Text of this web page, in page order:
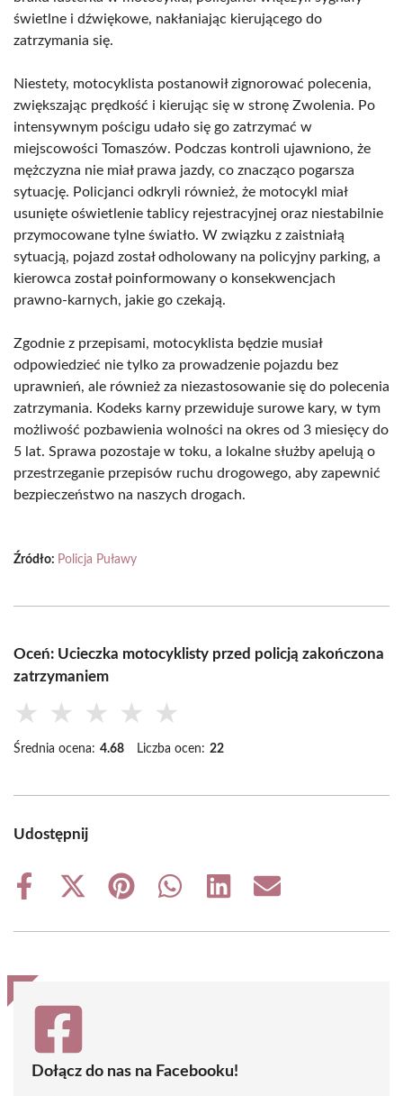
świetlne i dźwiękowe, nakłaniając kierującego do
zatrzymania się.
Niestety, motocyklista postanowił zignorować polecenia,
zwiększając prędkość i kierując się w stronę Zwolenia. Po
intensywnym pościgu udało się go zatrzymać w
miejscowości Tomaszów. Podczas kontroli ujawniono, że
mężczyzna nie miał prawa jazdy, co znacząco pogarsza
sytuację. Policjanci odkryli również, że motocykl miał
usunięte oświetlenie tablicy rejestracyjnej oraz niestabilnie
przymocowane tylne światło. W związku z zaistniałą
sytuacją, pojazd został odholowany na policyjny parking, a
kierowca został poinformowany o konsekwencjach
prawno-karnych, jakie go czekają.
Zgodnie z przepisami, motocyklista będzie musiał
odpowiedzieć nie tylko za prowadzenie pojazdu bez
uprawnień, ale również za niezastosowanie się do polecenia
zatrzymania. Kodeks karny przewiduje surowe kary, w tym
możliwość pozbawienia wolności na okres od 3 miesięcy do
5 lat. Sprawa pozostaje w toku, a lokalne służby apelują o
przestrzeganie przepisów ruchu drogowego, aby zapewnić
bezpieczeństwo na naszych drogach.
Źródło: Policja Puławy
Oceń: Ucieczka motocyklisty przed policją zakończona
zatrzymaniem
★ ★ ★ ★ ★
Średnia ocena: 4.68 Liczba ocen: 22
Udostępnij
Share
Share
(Twitter)
Share
Share
Share
Share
Dołącz do nas na Facebooku!